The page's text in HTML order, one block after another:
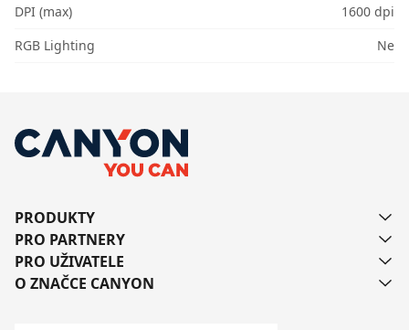
DPI (max)
1600 dpi
RGB Lighting
Ne
PRODUKTY
PRO PARTNERY
PRO UŽIVATELE
O ZNAČCE CANYON